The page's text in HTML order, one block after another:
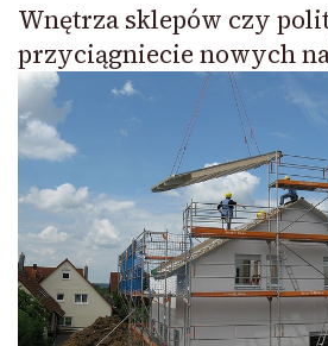
Wnętrza sklepów czy
przyciągniecie nowych